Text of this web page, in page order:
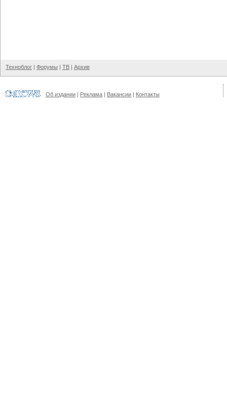
Техноблог | Форумы | ТВ | Архив
Об издании | Реклама | Вакансии | Контакты